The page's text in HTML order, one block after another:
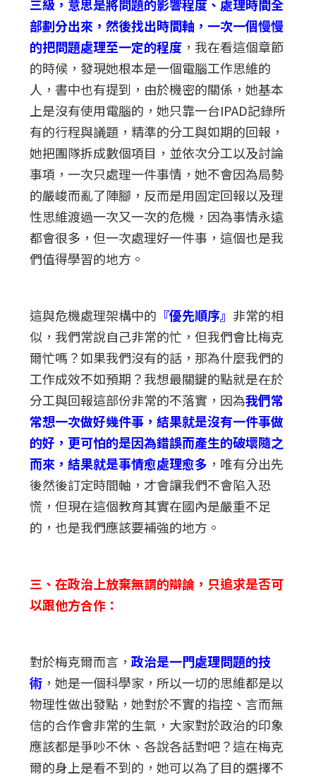
三級，意思是將問題的影響程度、處理時間全
部劃分出來，然後找出時間軸，一次一個慢慢
的把問題處理至一定的程度 ，我在看這個章節
的時候，發現她根本是一個電腦工作思維的
人，書中也有提到，由於機密的關係，她基本
上是沒有使用電腦的，她只靠一台IPAD記錄所
有的行程與議題，精準的分工與如期的回報，
她把團隊拆成數個項目，並依次分工以及討論
事項，一次只處理一件事情，她不會因為局勢
的嚴峻而亂了陣腳，反而是用固定回報以及理
性思維渡過一次又一次的危機，因為事情永遠
都會很多，但一次處理好一件事，這個也是我
們值得學習的地方。
這與危機處理架構中的 『優先順序』 非常的相
似，我們常說自己非常的忙，但我們會比梅克
爾忙嗎？如果我們沒有的話，那為什麼我們的
工作成效不如預期？我想最關鍵的點就是在於
分工與回報這部份非常的不落實，因為我們常
常想一次做好幾件事，結果就是沒有一件事做
的好，更可怕的是因為錯誤而產生的破壞隨之
而來，結果就是事情愈處理愈多 ，唯有分出先
後然後訂定時間軸，才會讓我們不會陷入恐
慌，但現在這個教育其實在國內是嚴重不足
的，也是我們應該要補強的地方。
三、在政治上放棄無謂的辯論，只追求是否可
以跟他方合作：
對於梅克爾而言，政治是一門處理問題的技
術 ，她是一個科學家，所以一切的思維都是以
物理性做出發點，她對於不實的指控、言而無
信的合作會非常的生氣，大家對於政治的印象
應該都是爭吵不休、各說各話對吧？這在梅克
爾的身上是看不到的，她可以為了目的選擇不